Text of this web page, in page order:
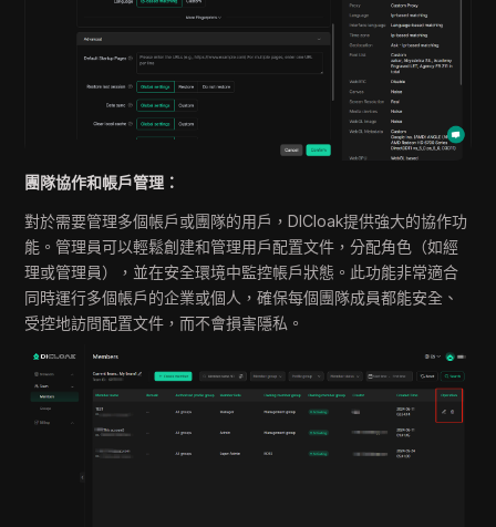
團隊協作和帳戶管理：
對於需要管理多個帳戶或團隊的用戶，DICloak提供強大的協作功
能。管理員可以輕鬆創建和管理用戶配置文件，分配角色（如經
理或管理員），並在安全環境中監控帳戶狀態。此功能非常適合
同時運行多個帳戶的企業或個人，確保每個團隊成員都能安全、
受控地訪問配置文件，而不會損害隱私。